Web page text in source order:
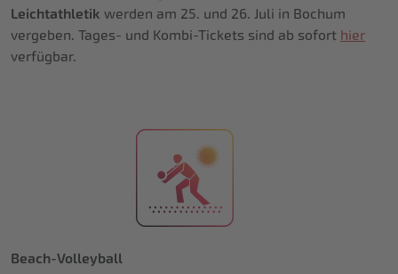
Leichtathletik werden am 25. und 26. Juli in Bochum
vergeben. Tages- und Kombi-Tickets sind ab sofort hier
verfügbar.
Beach-Volleyball